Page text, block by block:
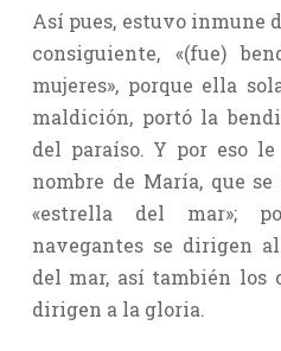
Así pues, estuvo inmune
consiguiente, «(fue)
mujeres», porque ella
maldición, portó la
del paraíso. Y por eso
nombre de María, que
«estrella del mar»;
navegantes se dirigen
del mar, así también los
dirigen a la gloria.